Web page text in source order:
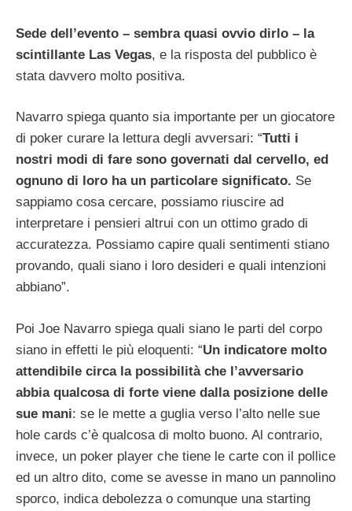
Sede dell’evento – sembra quasi ovvio dirlo – la
scintillante Las Vegas, e la risposta del pubblico è
stata davvero molto positiva.
Navarro spiega quanto sia importante per un giocatore
di poker curare la lettura degli avversari: “Tutti i
nostri modi di fare sono governati dal cervello, ed
ognuno di loro ha un particolare significato. Se
sappiamo cosa cercare, possiamo riuscire ad
interpretare i pensieri altrui con un ottimo grado di
accuratezza. Possiamo capire quali sentimenti stiano
provando, quali siano i loro desideri e quali intenzioni
abbiano”.
Poi Joe Navarro spiega quali siano le parti del corpo
siano in effetti le più eloquenti: “Un indicatore molto
attendibile circa la possibilità che l’avversario
abbia qualcosa di forte viene dalla posizione delle
sue mani: se le mette a guglia verso l’alto nelle sue
hole cards c’è qualcosa di molto buono. Al contrario,
invece, un poker player che tiene le carte con il pollice
ed un altro dito, come se avesse in mano un pannolino
sporco, indica debolezza o comunque una starting